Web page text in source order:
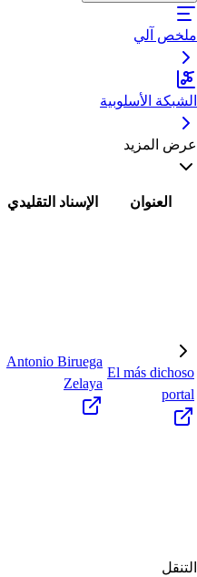
ملخص آلي
الشبكة الأسلوبية
عرض المزيد
العنوان الإسناد التقليدي
El más dichoso
portal
Antonio Biruega
Zelaya
التنقل